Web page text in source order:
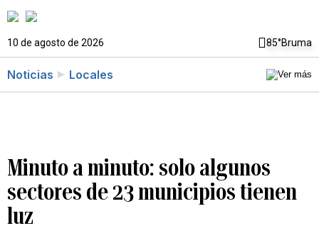
10 de agosto de 2026 85°Bruma
Noticias Locales
Minuto a minuto: solo algunos
sectores de 23 municipios tienen
luz